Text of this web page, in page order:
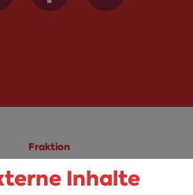
Fraktion
Fraktion Inhalte